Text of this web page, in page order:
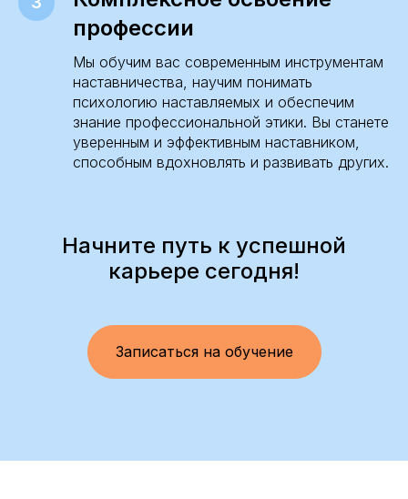
профессии
Мы обучим вас современным инструментам
наставничества, научим понимать
психологию наставляемых и обеспечим
знание профессиональной этики. Вы станете
уверенным и эффективным наставником,
способным вдохновлять и развивать других.
Начните путь к успешной
карьере сегодня!
Записаться на обучение